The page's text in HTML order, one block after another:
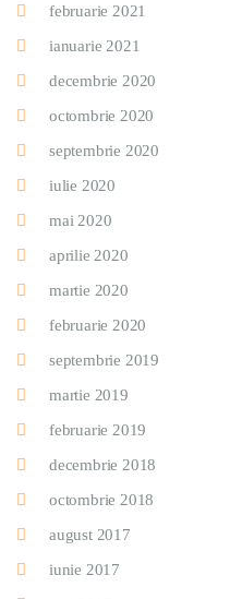
februarie 2021
ianuarie 2021
decembrie 2020
octombrie 2020
septembrie 2020
iulie 2020
mai 2020
aprilie 2020
martie 2020
februarie 2020
septembrie 2019
martie 2019
februarie 2019
decembrie 2018
octombrie 2018
august 2017
iunie 2017